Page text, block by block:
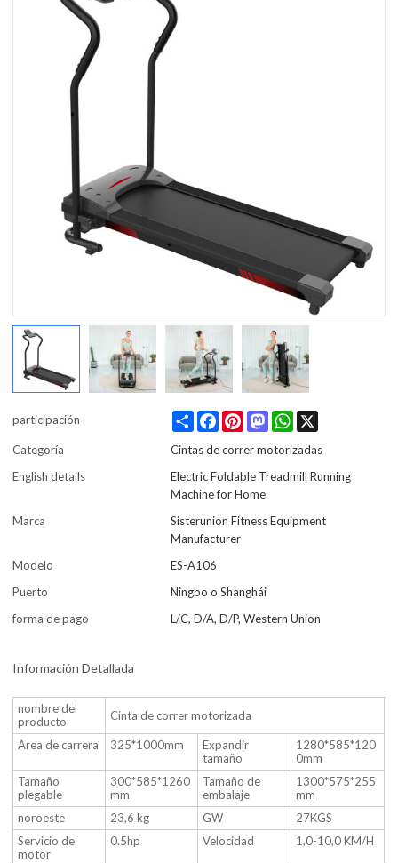
participación Share FacebookPinterestMastodonWhatsApp
Categoría
Cintas de correr motorizadas
English details
Electric Foldable Treadmill Running
Machine for Home
Marca
Sisterunion Fitness Equipment
Manufacturer
Modelo
ES-A106
Puerto
Ningbo o Shanghái
forma de pago
L/C, D/A, D/P, Western Union
Información Detallada
nombre del
producto
Cinta de correr motorizada
Área de carrera 325*1000mm
Expandir
tamaño
1280*585*120
0mm
Tamaño
plegable
300*585*1260
mm
Tamaño de
embalaje
1300*575*255
mm
noroeste
23,6 kg GW
27KGS
Servicio de
motor
0.5hp Velocidad 1,0-10,0 KM/H